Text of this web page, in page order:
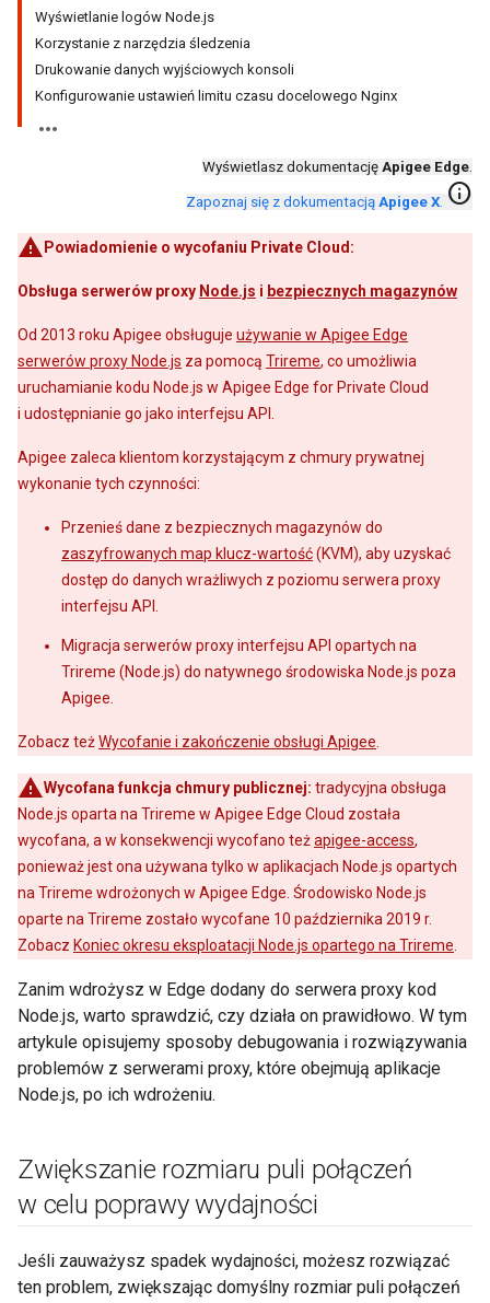
Wyświetlanie logów Node.js
Korzystanie z narzędzia śledzenia
Drukowanie danych wyjściowych konsoli
Konfigurowanie ustawień limitu czasu docelowego Nginx
Wyświetlasz dokumentację Apigee Edge.
Zapoznaj się z dokumentacją Apigee X. info
Powiadomienie o wycofaniu Private Cloud:
Obsługa serwerów proxy Node.js i bezpiecznych magazynów
Od 2013 roku Apigee obsługuje używanie w Apigee Edge
serwerów proxy Node.js za pomocą Trireme, co umożliwia
uruchamianie kodu Node.js w Apigee Edge for Private Cloud
i udostępnianie go jako interfejsu API.
Apigee zaleca klientom korzystającym z chmury prywatnej
wykonanie tych czynności:
Przenieś dane z bezpiecznych magazynów do
zaszyfrowanych map klucz-wartość(KVM), aby uzyskać
dostęp do danych wrażliwych z poziomu serwera proxy
interfejsu API.
Migracja serwerów proxy interfejsu API opartych na
Trireme (Node.js) do natywnego środowiska Node.js poza
Apigee.
Zobacz teżWycofanie i zakończenie obsługi Apigee
Wycofana funkcja chmury publicznej: tradycyjna obsługa
Node.js oparta na Trireme w Apigee Edge Cloud została
wycofana, a w konsekwencji wycofano teżapigee-access,
ponieważ jest ona używana tylko w aplikacjach Node.js opartych
na Trireme wdrożonych w Apigee Edge. Środowisko Node.js
oparte na Trireme zostało wycofane 10 października 2019 r.
Zobacz Koniec okresu eksploatacji Node.js opartego na Trireme
Zanim wdrożysz w Edge dodany do serwera proxy kod
Node.js, warto sprawdzić, czy działa on prawidłowo. W tym
artykule opisujemy sposoby debugowania i rozwiązywania
problemów z serwerami proxy, które obejmują aplikacje
Node.js, po ich wdrożeniu.
Zwiększanie rozmiaru puli połączeń
w celu poprawy wydajności
Jeśli zauważysz spadek wydajności, możesz rozwiązać
ten problem, zwiększając domyślny rozmiar puli połączeń